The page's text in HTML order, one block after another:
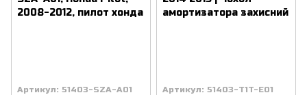
Артикул: 51403-SZA-A01 Артикул: 51403-T1T-E01